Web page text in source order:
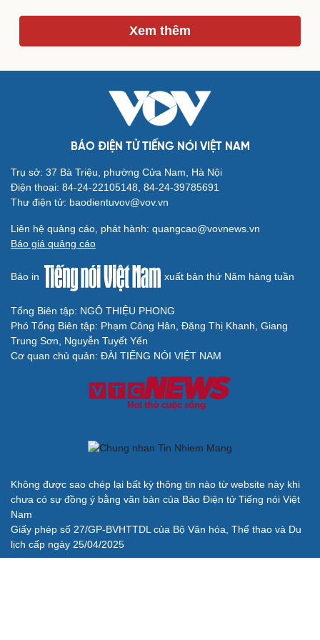
Săn Tour
Podcast
Đọc truyện đêm khuya
Kể chuyện cho bé
Hạt giống tâm hồn
Cải chính
Xem thêm
BÁO ĐIỆN TỬ TIẾNG NÓI VIỆT NAM
Trụ sở: 37 Bà Triệu, phường Cửa Nam, Hà Nội
Điện thoại: 84-24-22105148, 84-24-39785691
Thư điện tử: baodientuvov@vov.vn
Liên hệ quảng cáo, phát hành: quangcao@vovnews.vn
Báo giá quảng cáo
Báo in xuất bản thứ Năm hàng tuần
Tổng Biên tập: NGÔ THIỆU PHONG
Phó Tổng Biên tập: Phạm Công Hân, Đặng Thị Khanh, Giang
Trung Sơn, Nguyễn Tuyết Yến
Cơ quan chủ quản: ĐÀI TIẾNG NÓI VIỆT NAM
Không được sao chép lại bất kỳ thông tin nào từ website này khi
chưa có sự đồng ý bằng văn bản của Báo Điện tử Tiếng nói Việt
Nam
Giấy phép số 27/GP-BVHTTDL của Bộ Văn hóa, Thể thao và Du
lịch cấp ngày 25/04/2025